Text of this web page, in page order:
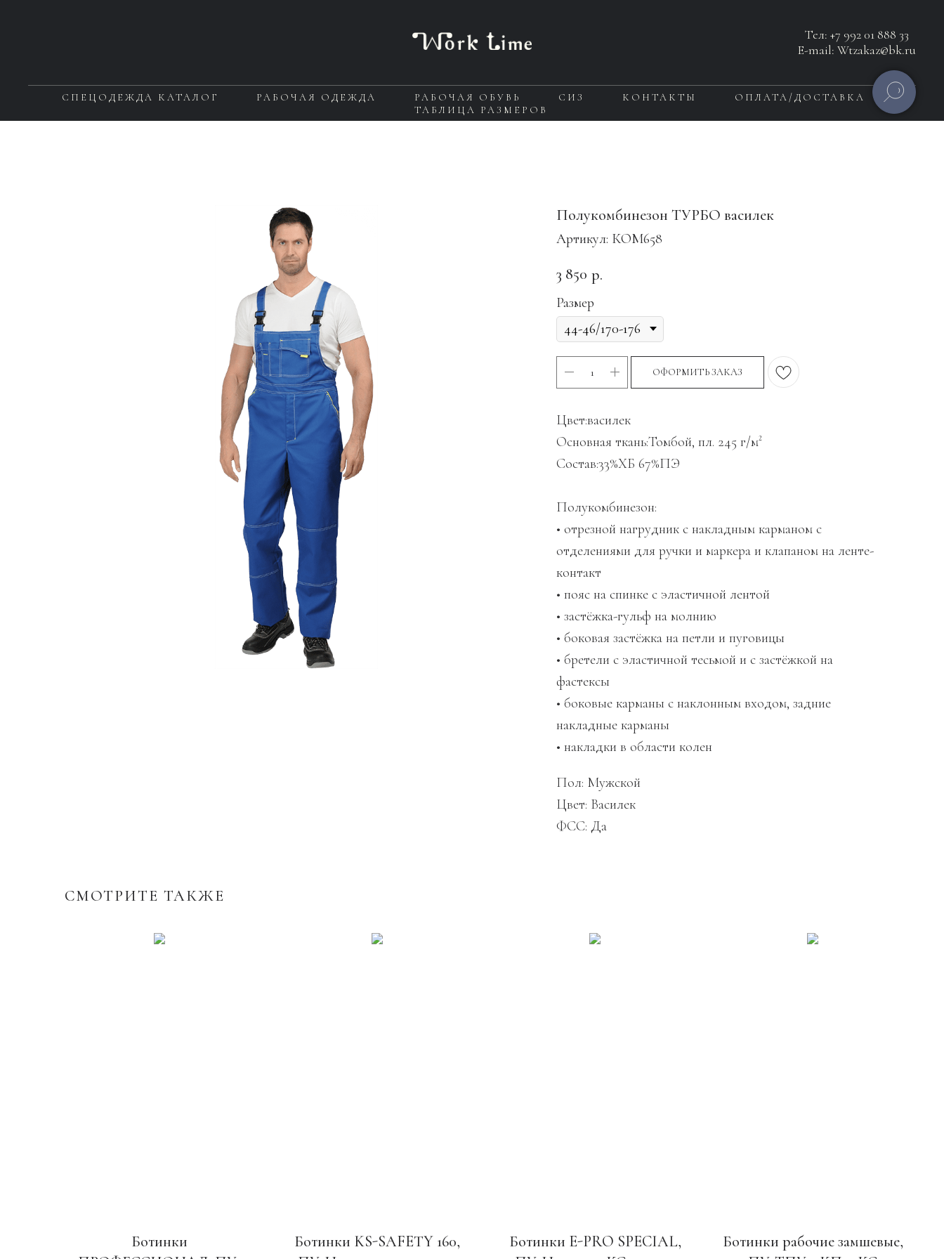
Тел: +7 992 01 888 33
E-mail: Wtzakaz@bk.ru
СПЕЦОДЕЖДА КАТАЛОГ РАБОЧАЯ ОДЕЖДА РАБОЧАЯ ОБУВЬ СИЗ КОНТАКТЫ
ОПЛАТА/ДОСТАВКА
ТАБЛИЦА РАЗМЕРОВ
Полукомбинезон ТУРБО василек
Артикул: КОМ658
3 850 р.
Размер
ОФОРМИТЬ ЗАКАЗ
Цвет:василек
Основная ткань:Томбой, пл. 245 г/м²
Состав:33%ХБ 67%ПЭ
Полукомбинезон:
• отрезной нагрудник с накладным карманом с
отделениями для ручки и маркера и клапаном на ленте-
контакт
• пояс на спинке с эластичной лентой
• застёжка-гульф на молнию
• боковая застёжка на петли и пуговицы
• бретели с эластичной тесьмой и с застёжкой на
фастексы
• боковые карманы с наклонным входом, задние
накладные карманы
• накладки в области колен
Пол: Мужской
Цвет: Василек
ФСС: Да
СМОТРИТЕ ТАКЖЕ
Ботинки
Ботинки KS-SAFETY 160,
Ботинки E-PRO SPECIAL,
Ботинки рабочие замшевые,